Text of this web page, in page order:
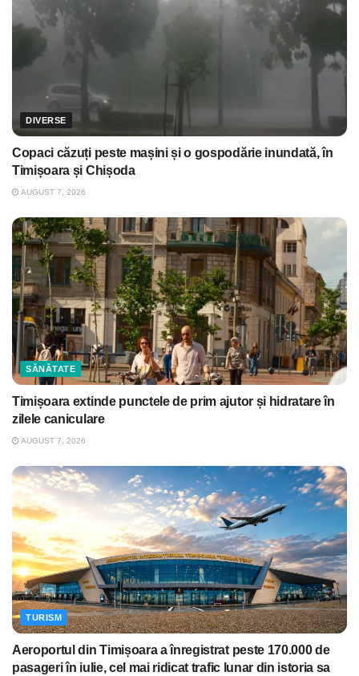
DIVERSE
Copaci căzuți peste mașini și o gospodărie inundată, în
Timișoara și Chișoda
AUGUST 7, 2026
SĂNĂTATE
Timișoara extinde punctele de prim ajutor și hidratare în
zilele caniculare
AUGUST 7, 2026
TURISM
Aeroportul din Timișoara a înregistrat peste 170.000 de
pasageri în iulie, cel mai ridicat trafic lunar din istoria sa